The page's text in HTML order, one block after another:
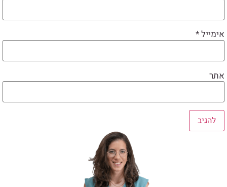
אימייל*
אתר